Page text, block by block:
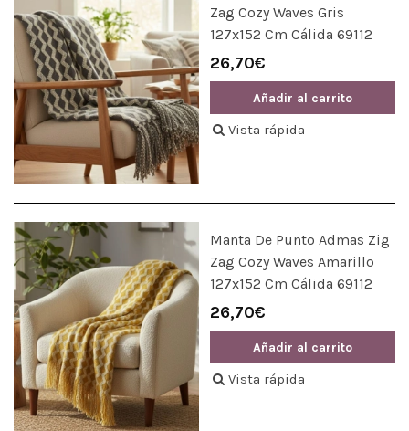
Zag Cozy Waves Gris
127x152 Cm Cálida 69112
26,70€
Añadir al carrito
Vista rápida
Manta De Punto Admas Zig
Zag Cozy Waves Amarillo
127x152 Cm Cálida 69112
26,70€
Añadir al carrito
Vista rápida